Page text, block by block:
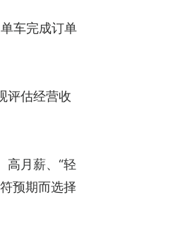
车完成订单
评估经营收
高月薪、“轻
预期而选择